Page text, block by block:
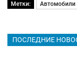
Метки: Автомобили
ПОСЛЕДНИЕ